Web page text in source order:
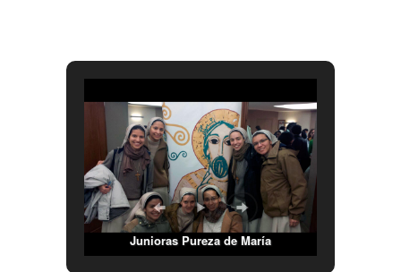
Junioras Pureza de María